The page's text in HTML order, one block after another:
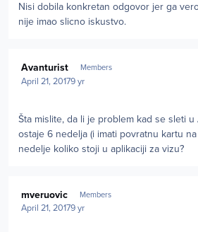
Nisi dobila konkretan odgovor jer ga
nije imao slicno iskustvo.
Avanturist Members
April 21, 20179 yr
Šta mislite, da li je problem kad se sleti
ostaje 6 nedelja (i imati povratnu kartu
nedelje koliko stoji u aplikaciji za vizu?
mveruovic Members
April 21, 20179 yr